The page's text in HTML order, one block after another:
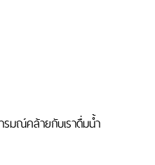
ารมณ์คล้ายกับเราดื่มน้ำ